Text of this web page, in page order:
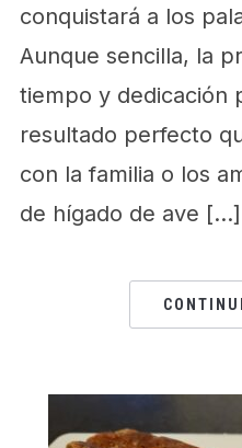
conquistará a los
Aunque sencilla, la
tiempo y dedicación
resultado perfecto
con la familia o los
de hígado de ave […]